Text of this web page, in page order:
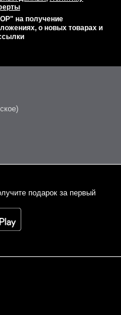
на получение
о новых товарах и
подарок за первый